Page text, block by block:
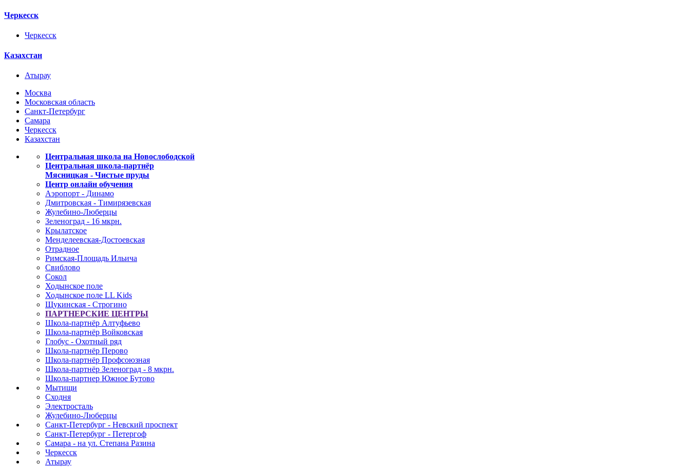
Черкесск
Черкесск
Казахстан
Атырау
Москва
Московская область
Санкт-Петербург
Самара
Черкесск
Казахстан
Центральная школа на Новослободской
Центральная школа-партнёр
Мясницкая - Чистые пруды
Центр онлайн обучения
Аэропорт - Динамо
Дмитровская - Тимирязевская
Жулебино-Люберцы
Зеленоград - 16 мкрн.
Крылатское
Менделеевская-Достоевская
Отрадное
Римская-Площадь Ильича
Свиблово
Сокол
Ходынское поле
Ходынское поле LL Kids
Щукинская - Строгино
ПАРТНЕРСКИЕ ЦЕНТРЫ
Школа-партнёр Алтуфьево
Школа-партнёр Войковская
Глобус - Охотный ряд
Школа-партнёр Перово
Школа-партнёр Профсоюзная
Школа-партнёр Зеленоград - 8 мкрн.
Школа-партнер Южное Бутово
Мытищи
Сходня
Электросталь
Жулебино-Люберцы
Санкт-Петербург - Невский проспект
Санкт-Петербург - Петергоф
Самара - на ул. Степана Разина
Черкесск
Атырау